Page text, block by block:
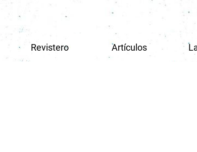
Revistero Artículos